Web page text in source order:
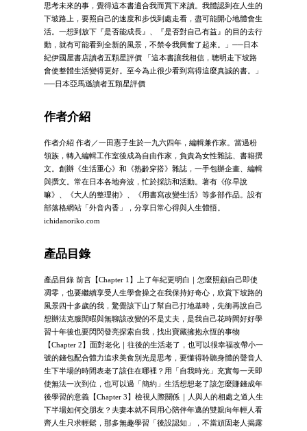
思考未來的事，覺得這本書適合我而買下來讀。我體認到在人生的
下坡路上，要照自己的速度和步伐到處走看，盡可能開心地體會生
活。一想到放下『是否能成長』、『是否對自己有益』的目的去行
動，就有可能看到全新的風景，不禁令我興奮了起來。」──日本
紀伊國屋書店讀者五顆星評價 「這本書讓我相信，聰明走下坡路
會使整體生活變得更好。至今為止很少看到寫得這麼真誠的書。」
──日本亞馬遜讀者五顆星評價
作者介紹
作者介紹 作者／一田憲子生於一九六四年，編輯兼作家。當過粉
領族，轉入編輯工作室後成為自由作家，負責為女性雜誌、書籍撰
文。創辦《生活重心》和《熟齡穿搭》雜誌，一手包辦企畫、編輯
與撰文。常在日本各地奔波，忙於採訪和活動。著有《你早說
嘛》、《大人的整理術》、《用書寫改變生活》等多部作品。設有
部落格網站「外音內香」，分享日常心得與人生體悟。
ichidanoriko.com
產品目錄
產品目錄 前言【Chapter 1】上了年紀更明白｜怎麼照顧自己即使
凋零，也要繼續享受人生學會操之在我保持好奇心，欣賞下坡路的
風景四十多歲的我，驚覺該下山了幫自己打地基時，先衝再說自己
想辦法克服閒暇與無聊該改變的不是丈夫，是我自己花時間好好學
習十年後也要閃閃發亮探索自我，找出寶藏擁抱永恆的事物
【Chapter 2】面對老化｜往後的生活老了，也可以很幸福改帶小一
號的錢包配合體力追求美食別光是思考，要懂得聆聽身體的聲音人
生下半場的時間表老了該住在哪裡？用「自我時光」充實每一天即
使無法一次到位，也可以過「簡約」生活想想老了該怎麼賺錢成年
後學習的意義【Chapter 3】檢視人際關係｜人與人的相處之道人生
下半場如何交朋友？夫妻本就不同用心陪伴年邁的雙親向年輕人看
齊人生只求輕鬆，那多無趣學習「後設認知」，不當頑固老人揭露